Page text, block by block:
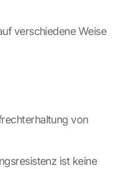
verschiedene Weise
von
ist keine